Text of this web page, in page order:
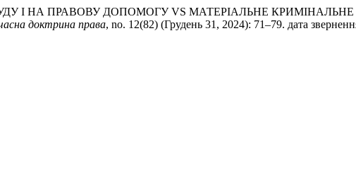
СУДУ І НА ПРАВОВУ ДОПОМОГУ VS МАТЕРІАЛЬНЕ
доктрина права, no. 12(82) (Грудень 31, 2024): 71–79. дата